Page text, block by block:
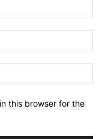
this browser for the